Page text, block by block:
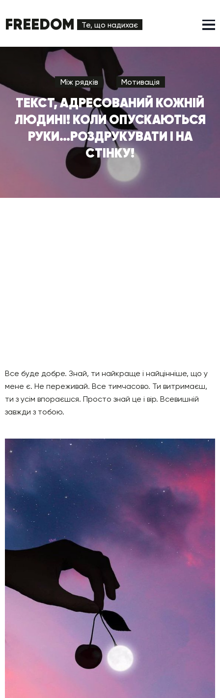
FREEDOM Те, що надихає
Між рядків Мотивація
ТЕКСТ, АДРЕСОВАНИЙ КОЖНІЙ
ЛЮДИНІ! КОЛИ ОПУСКАЮТЬСЯ
РУКИ…РОЗДРУКУВАТИ І НА
СТІНКУ!
Все буде добре. Знай, ти найкраще і найцінніше, що у
мене є. Не переживай. Все тимчасово. Ти витримаєш,
ти з усім впораєшся. Просто знай це і вір. Всевишній
завжди з тобою.